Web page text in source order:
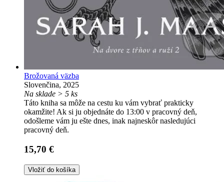
Brožovaná väzba
Slovenčina, 2025
Na sklade > 5 ks
Táto kniha sa môže na cestu ku vám vybrať prakticky
okamžite! Ak si ju objednáte do 13:00 v pracovný deň,
odošleme vám ju ešte dnes, inak najneskôr nasledujúci
pracovný deň.
15,70 €
Vložiť do košíka